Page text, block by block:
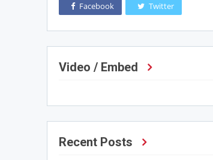
Facebook Twitter
Video / Embed
Recent Posts